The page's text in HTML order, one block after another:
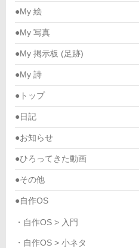
●My 絵
●My 写真
●My 掲示板 (足跡)
●My 詩
●トップ
●日記
●お知らせ
●ひろってきた動画
●その他
●自作OS
・自作OS > 入門
・自作OS > 小ネタ